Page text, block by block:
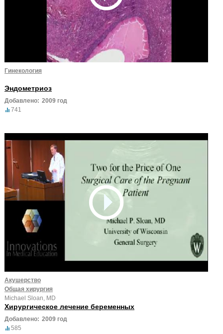
Гинекология
Эндометриоз
Добавлено: 2009 год
741
Акушерство
Общая хирургия
Michael Sloan, MD
Хирургическое лечение беременных
Добавлено: 2009 год
585